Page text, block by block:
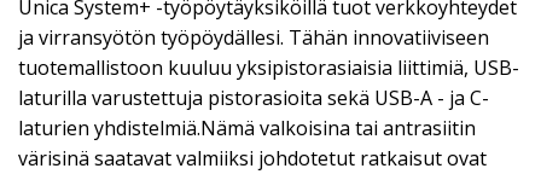
Unica System+ -työpöytäyksiköillä tuot verkkoyhteydet
ja virransyötön työpöydällesi. Tähän innovatiiviseen
tuotemallistoon kuuluu yksipistorasiaisia liittimiä, USB-
laturilla varustettuja pistorasioita sekä USB-A - ja C-
laturien yhdistelmiä.Nämä valkoisina tai antrasiitin
värisinä saatavat valmiiksi johdotetut ratkaisut ovat